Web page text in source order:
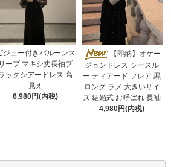
ジュー付きバルーンス
リーブ マキシ丈長袖ブ
ックシアードレス 高
見え
6,980円(内税)
【即納】オケー
ジョンドレス シースル
ー ティアード フレア 黒
ロング ラメ 大きいサイ
ズ 結婚式 お呼ばれ 長袖
4,980円(内税)